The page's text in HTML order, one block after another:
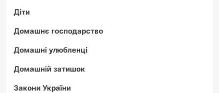
Діти
Домашнє господарство
Домашні улюбленці
Домашній затишок
Закони України